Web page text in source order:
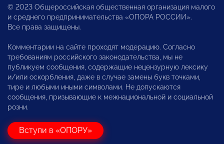
© 2023 Общероссийская общественная организация малого
и среднего предпринимательства «ОПОРА РОССИИ».
Все права защищены.
Комментарии на сайте проходят модерацию. Согласно
требованиям российского законодательства, мы не
публикуем сообщения, содержащие нецензурную лексику
и/или оскорбления, даже в случае замены букв точками,
тире и любыми иными символами. Не допускаются
сообщения, призывающие к межнациональной и социальной
розни.
Вступи в «ОПОРУ»